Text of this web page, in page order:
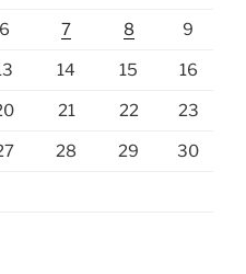
6 7 8 9
14 15 16
21 22 23
28 29 30